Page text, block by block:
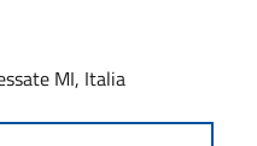
MI, Italia